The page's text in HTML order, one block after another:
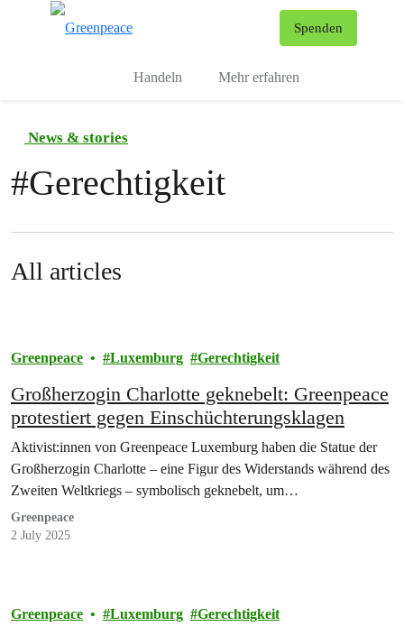
Spenden
Handeln Mehr erfahren
News & stories
#Gerechtigkeit
All articles
Greenpeace Luxemburg Gerechtigkeit
Großherzogin Charlotte geknebelt: Greenpeace
protestiert gegen Einschüchterungsklagen
Aktivist:innen von Greenpeace Luxemburg haben die Statue der
Großherzogin Charlotte – eine Figur des Widerstands während des
Zweiten Weltkriegs – symbolisch geknebelt, um…
Greenpeace
2 July 2025
Greenpeace Luxemburg Gerechtigkeit